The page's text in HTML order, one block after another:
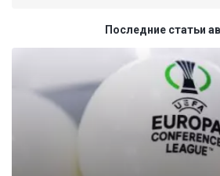
Последние статьи